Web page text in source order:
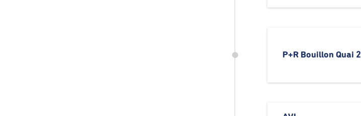
P+R Bouillon Quai 2